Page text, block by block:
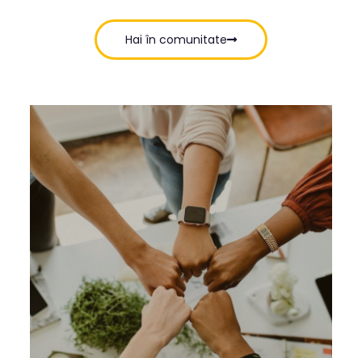
Hai în comunitate